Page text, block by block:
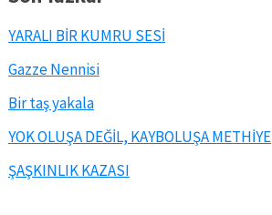
YARALI BİR KUMRU SESİ
Gazze Nennisi
Bir taş yakala
YOK OLUŞA DEĞİL, KAYBOLUŞA METHİYE
ŞAŞKINLIK KAZASI